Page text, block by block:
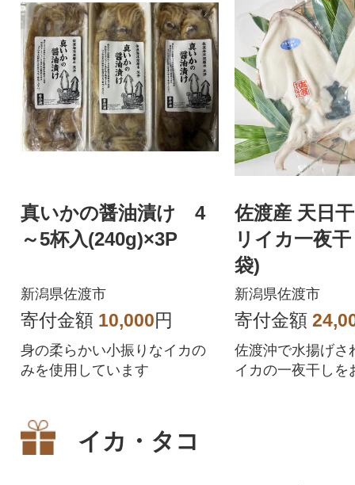
真いかの醤油漬け 4
～5杯入(240g)×3P
新潟県佐渡市
寄付金額 10,000円
身の柔らかい小振りなイカの
みを使用しています
佐渡産 天日
リイカ一夜
袋)
新潟県佐渡市
寄付金額
佐渡沖で水揚げさ
イカの一夜干しを
イカ・タコ